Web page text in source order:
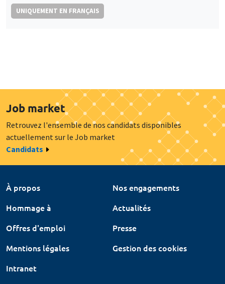
UNIQUEMENT EN FRANÇAIS
Job market
Retrouvez l'ensemble de nos candidats disponibles
actuellement sur le Job market
Candidats
À propos
Nos engagements
Hommage à
Actualités
Offres d'emploi
Presse
Mentions légales
Gestion des cookies
Intranet